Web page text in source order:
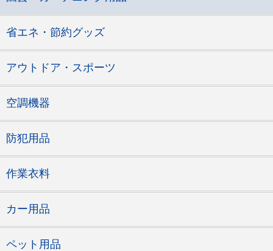
省エネ・節約グッズ
アウトドア・スポーツ
空調機器
防犯用品
作業衣料
カー用品
ペット用品